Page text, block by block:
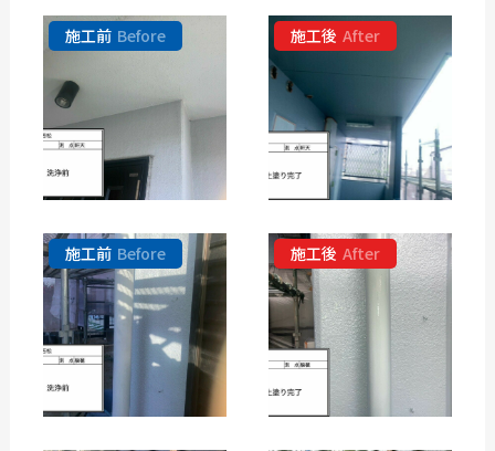
施工前 Before 施工後 After
施工前 Before 施工後 After